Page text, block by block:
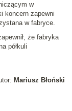
w
koncern zapewni
w fabryce.
że fabryka
półkuli
Mariusz Błoński